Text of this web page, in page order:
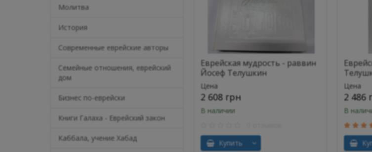
Молитва
История
Современные еврейские авторы
Семейные отношения, еврейский
дом
Бизнес по-еврейски
Книги Галаха - Еврейский закон
Каббала, учение Хабад
Еврейская мудрость - раввин
Йосеф Телушкин
Цена
2 608 грн
В наличии
Купить
Цена
2 486
В